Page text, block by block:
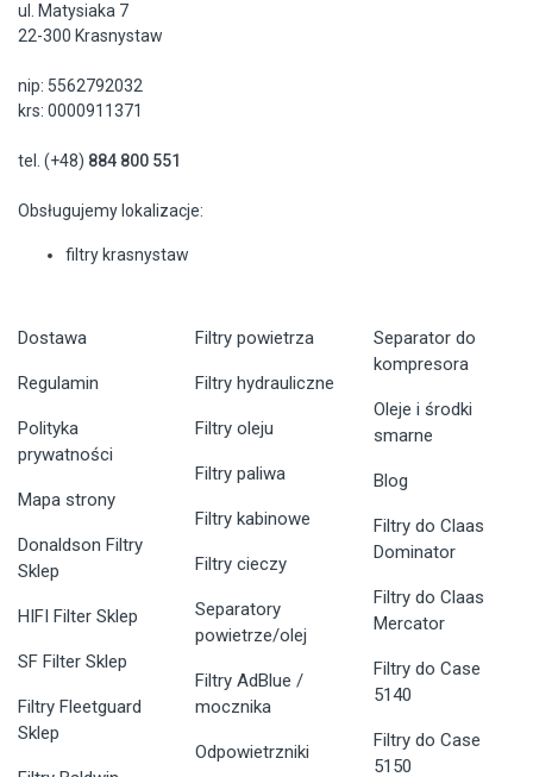
ul. Matysiaka 7
22-300 Krasnystaw
nip: 5562792032
krs: 0000911371
tel. (+48) 884 800 551
Obsługujemy lokalizacje:
filtry krasnystaw
Dostawa
Regulamin
Polityka
prywatności
Mapa strony
Donaldson Filtry
Sklep
HIFI Filter Sklep
SF Filter Sklep
Filtry Fleetguard
Sklep
Filtry powietrza
Filtry hydrauliczne
Filtry oleju
Filtry paliwa
Filtry kabinowe
Filtry cieczy
Separatory
powietrze/olej
Filtry AdBlue /
mocznika
Odpowietrzniki
Separator do
kompresora
Oleje i środki
smarne
Blog
Filtry do Claas
Dominator
Filtry do Claas
Mercator
Filtry do Case
5140
Filtry do Case
5150